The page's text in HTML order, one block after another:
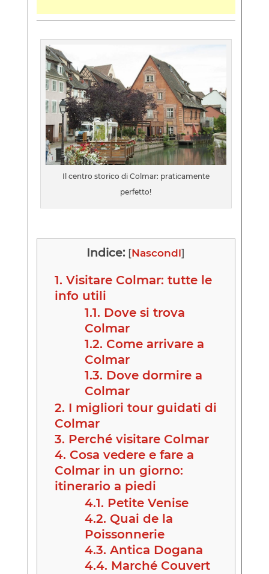
Il centro storico di Colmar: praticamente
perfetto!
Indice: [Nascondi]
1. Visitare Colmar: tutte le
info utili
1.1. Dove si trova
Colmar
1.2. Come arrivare a
Colmar
1.3. Dove dormire a
Colmar
2. I migliori tour guidati di
Colmar
3. Perché visitare Colmar
4. Cosa vedere e fare a
Colmar in un giorno:
itinerario a piedi
4.1. Petite Venise
4.2. Quai de la
Poissonnerie
4.3. Antica Dogana
4.4. Marché Couvert